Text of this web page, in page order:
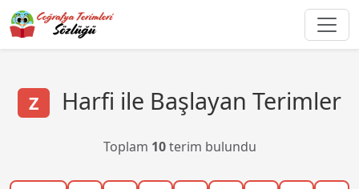
Z Harfi ile Başlayan Terimler
Toplam 10terim bulundu